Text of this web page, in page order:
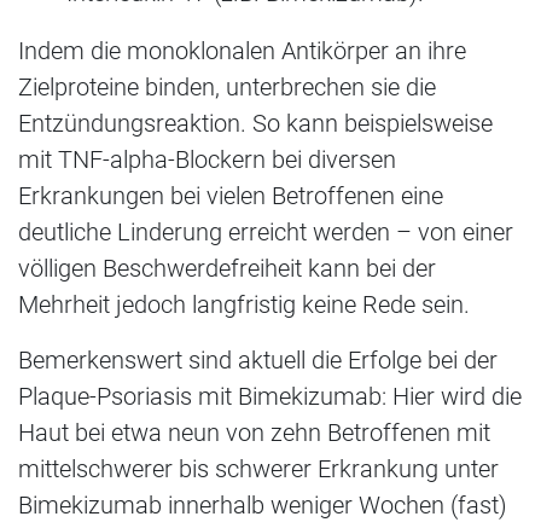
Indem die monoklonalen Antikörper an ihre
Zielproteine binden, unterbrechen sie die
Entzündungsreaktion. So kann beispielsweise
mit TNF-alpha-Blockern bei diversen
Erkrankungen bei vielen Betroffenen eine
deutliche Linderung erreicht werden – von einer
völligen Beschwerdefreiheit kann bei der
Mehrheit jedoch langfristig keine Rede sein.
Bemerkenswert sind aktuell die Erfolge bei der
Plaque-Psoriasis mit Bimekizumab: Hier wird die
Haut bei etwa neun von zehn Betroffenen mit
mittelschwerer bis schwerer Erkrankung unter
Bimekizumab innerhalb weniger Wochen (fast)